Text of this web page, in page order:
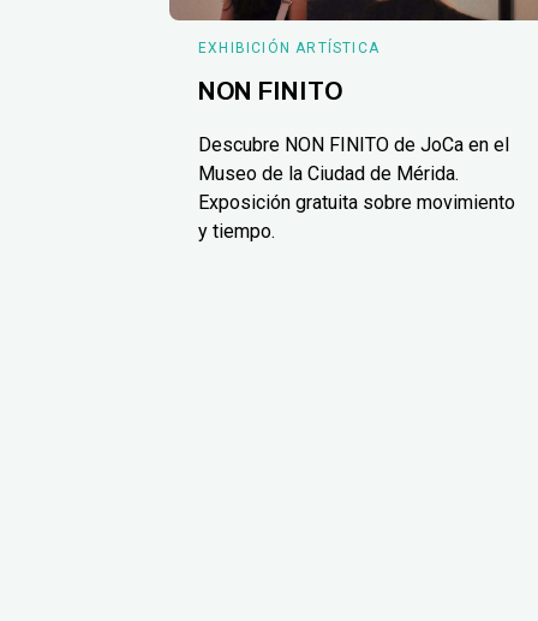
EXHIBICIÓN ARTÍSTICA
NON FINITO
Descubre NON FINITO de JoCa en el
Museo de la Ciudad de Mérida.
Exposición gratuita sobre movimiento
y tiempo.